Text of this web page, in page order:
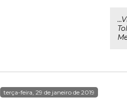
terça-feira, 29 de janeiro de 2019